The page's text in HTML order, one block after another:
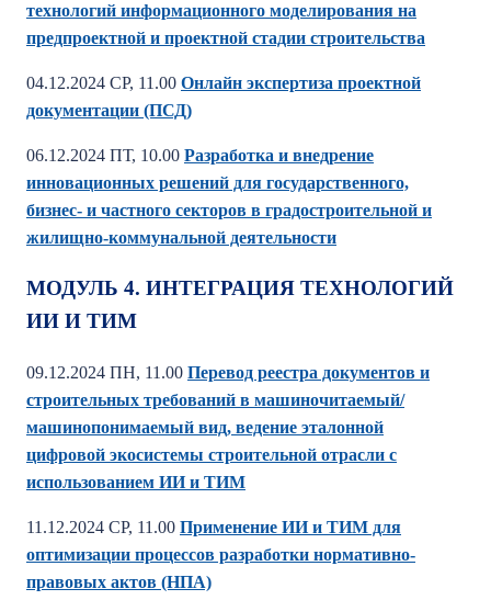
технологий информационного моделирования на
предпроектной и проектной стадии строительства
04.12.2024 СР, 11.00 Онлайн экспертиза проектной
документации (ПСД)
06.12.2024 ПТ, 10.00 Разработка и внедрение
инновационных решений для государственного,
бизнес- и частного секторов в градостроительной и
жилищно-коммунальной деятельности
МОДУЛЬ 4. ИНТЕГРАЦИЯ ТЕХНОЛОГИЙ
ИИ И ТИМ
09.12.2024 ПН, 11.00 Перевод реестра документов и
строительных требований в машиночитаемый/
машинопонимаемый вид, ведение эталонной
цифровой экосистемы строительной отрасли с
использованием ИИ и ТИМ
11.12.2024 СР, 11.00 Применение ИИ и ТИМ для
оптимизации процессов разработки нормативно-
правовых актов (НПА)